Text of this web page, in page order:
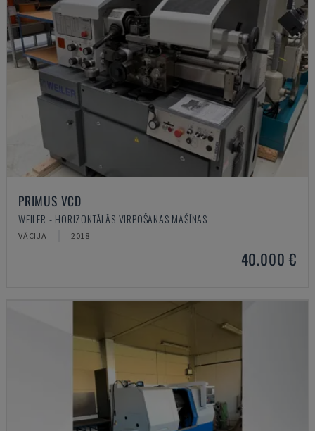
PRIMUS VCD
WEILER - HORIZONTĀLĀS VIRPOŠANAS MAŠĪNAS
VĀCIJA 2018
40.000 €